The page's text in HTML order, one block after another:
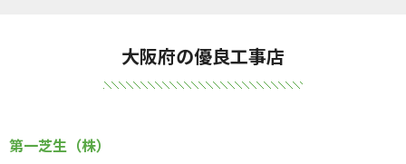
大阪府の優良工事店
第一芝生（株）